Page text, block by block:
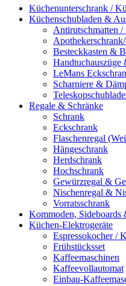
Küchenunterschrank /
Küchenschubladen &
Antirutschmatten /
Besteckkasten &
Handtuchauszüge
LeMans
Scharniere &
Regale & Schränke
Schrank
Eckschrank
Flaschenregal
Hängeschrank
Herdschrank
Hochschrank
Gewürzregal &
Nischenregal &
Vorratsschrank
Kommoden, Sideboards
Küchen-Elektrogeräte
Espressokocher /
Frühstücksset
Kaffeemaschinen
Kaffeevollautomat
Einbau-